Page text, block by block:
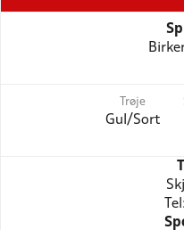
Trøje
Gul/Sort